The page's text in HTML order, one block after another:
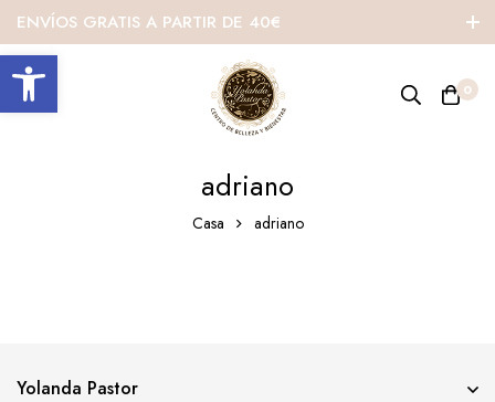
Abrir barra de herramientas
ENVÍOS GRATIS A PARTIR DE 40€
0
adriano
Casa adriano
Yolanda Pastor